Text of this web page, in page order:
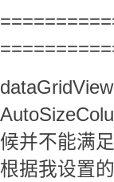
候并不能满
根据我设置